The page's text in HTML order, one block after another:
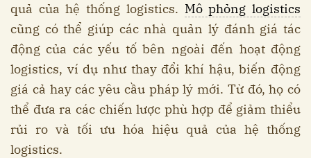
quả của hệ thống logistics. Mô phỏng logistics
cũng có thể giúp các nhà quản lý đánh giá tác
động của các yếu tố bên ngoài đến hoạt động
logistics, ví dụ như thay đổi khí hậu, biến động
giá cả hay các yêu cầu pháp lý mới. Từ đó, họ có
thể đưa ra các chiến lược phù hợp để giảm thiểu
rủi ro và tối ưu hóa hiệu quả của hệ thống
logistics.